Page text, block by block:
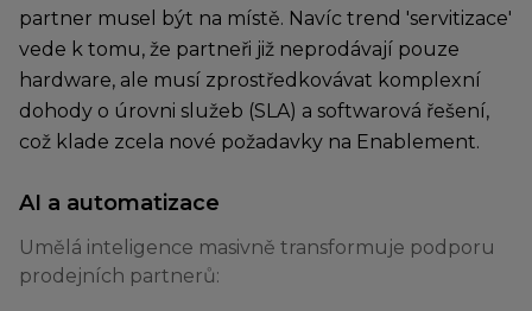
partner musel být na místě. Navíc trend 'servitizace'
vede k tomu, že partneři již neprodávají pouze
hardware, ale musí zprostředkovávat komplexní
dohody o úrovni služeb (SLA) a softwarová řešení,
což klade zcela nové požadavky na Enablement.
AI a automatizace
Umělá inteligence masivně transformuje podporu
prodejních partnerů: